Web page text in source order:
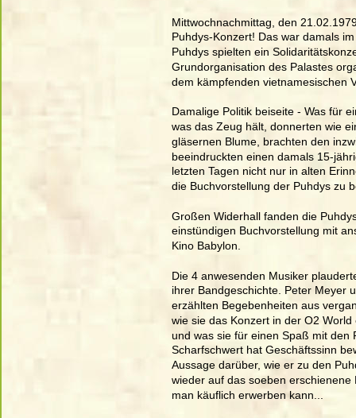
Mittwochnachmittag, den
Puhdys-Konzert! Das war damals
Puhdys spielten ein
Grundorganisation des Palastes
dem kämpfenden vietnamesischen
Damalige Politik beiseite - Was für
was das Zeug hält, donnerten wie
gläsernen Blume, brachten den
beeindruckten einen damals 15-
letzten Tagen nicht nur in alten
die Buchvorstellung der Puhdys zu
Großen Widerhall fanden die
einstündigen Buchvorstellung mit
Kino Babylon.
Die 4 anwesenden Musiker
ihrer Bandgeschichte. Peter Meyer
erzählten Begebenheiten aus
wie sie das Konzert in der O2
und was sie für einen Spaß mit
Scharfschwert hat Geschäftssinn
Aussage darüber, wie er zu den
wieder auf das soeben
man käuflich erwerben kann...